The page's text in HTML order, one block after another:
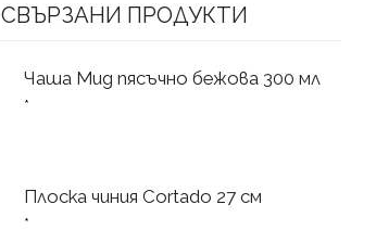
СВЪРЗАНИ ПРОДУКТИ
Чаша Mug пясъчно бежова 300 мл
*
Плоска чиния Cortado 27 см
*